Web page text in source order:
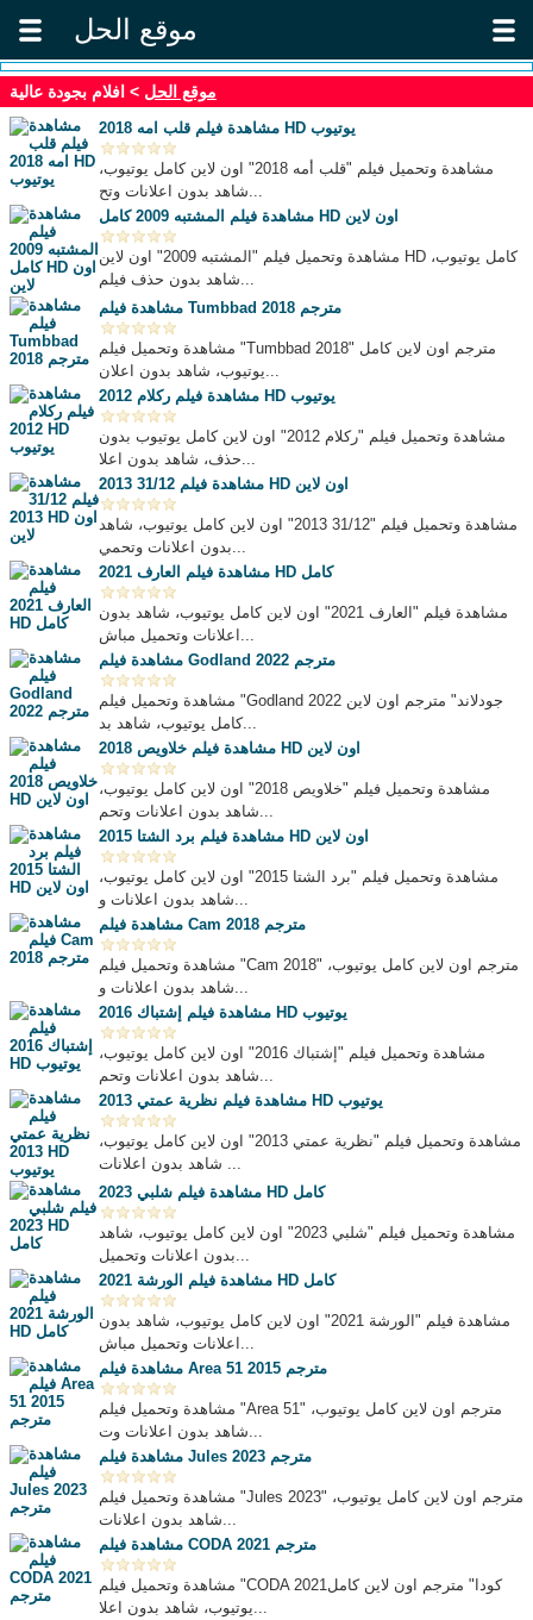
موقع الحل
موقع الحل > افلام بجودة عالية
مشاهدة فيلم قلب امه 2018 HD يوتيوب
مشاهدة وتحميل فيلم "قلب أمه 2018" اون لاين كامل يوتيوب،
شاهد بدون اعلانات وتح...
مشاهدة فيلم المشتبه 2009 كامل HD اون لاين
مشاهدة وتحميل فيلم "المشتبه 2009" اون لاين HD كامل يوتيوب،
شاهد بدون حذف فيلم...
مشاهدة فيلم Tumbbad 2018 مترجم
مشاهدة وتحميل فيلم "Tumbbad 2018" مترجم اون لاين كامل
يوتيوب، شاهد بدون اعلان...
مشاهدة فيلم ركلام 2012 HD يوتيوب
مشاهدة وتحميل فيلم "ركلام 2012" اون لاين كامل يوتيوب بدون
حذف، شاهد بدون اعلا...
مشاهدة فيلم 31/12 2013 HD اون لاين
مشاهدة وتحميل فيلم "31/12 2013" اون لاين كامل يوتيوب، شاهد
بدون اعلانات وتحمي...
مشاهدة فيلم العارف 2021 HD كامل
مشاهدة فيلم "العارف 2021" اون لاين كامل يوتيوب، شاهد بدون
اعلانات وتحميل مباش...
مشاهدة فيلم Godland 2022 مترجم
مشاهدة وتحميل فيلم "Godland 2022 جودلاند" مترجم اون لاين
كامل يوتيوب، شاهد بد...
مشاهدة فيلم خلاويص 2018 HD اون لاين
مشاهدة وتحميل فيلم "خلاويص 2018" اون لاين كامل يوتيوب،
شاهد بدون اعلانات وتحم...
مشاهدة فيلم برد الشتا 2015 HD اون لاين
مشاهدة وتحميل فيلم "برد الشتا 2015" اون لاين كامل يوتيوب،
شاهد بدون اعلانات و...
مشاهدة فيلم Cam 2018 مترجم
مشاهدة وتحميل فيلم "Cam 2018" مترجم اون لاين كامل يوتيوب،
شاهد بدون اعلانات و...
مشاهدة فيلم إشتباك 2016 HD يوتيوب
مشاهدة وتحميل فيلم "إشتباك 2016" اون لاين كامل يوتيوب،
شاهد بدون اعلانات وتحم...
مشاهدة فيلم نظرية عمتي 2013 HD يوتيوب
مشاهدة وتحميل فيلم "نظرية عمتي 2013" اون لاين كامل يوتيوب،
شاهد بدون اعلانات ...
مشاهدة فيلم شلبي 2023 HD كامل
مشاهدة وتحميل فيلم "شلبي 2023" اون لاين كامل يوتيوب، شاهد
بدون اعلانات وتحميل...
مشاهدة فيلم الورشة 2021 HD كامل
مشاهدة فيلم "الورشة 2021" اون لاين كامل يوتيوب، شاهد بدون
اعلانات وتحميل مباش...
مشاهدة فيلم Area 51 2015 مترجم
مشاهدة وتحميل فيلم "Area 51" مترجم اون لاين كامل يوتيوب،
شاهد بدون اعلانات وت...
مشاهدة فيلم Jules 2023 مترجم
مشاهدة وتحميل فيلم "Jules 2023" مترجم اون لاين كامل يوتيوب،
شاهد بدون اعلانات...
مشاهدة فيلم CODA 2021 مترجم
مشاهدة وتحميل فيلم "CODA 2021كودا" مترجم اون لاين كامل
يوتيوب، شاهد بدون اعلا...